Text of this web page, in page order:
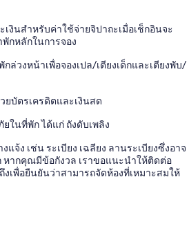
งินสำหรับค่าใช้จ่ายจิปาถะเมื่อเช็กอินจะ
กหลักในการจอง
ล่วงหน้าเพื่อจองเปล/เตียงเด็กและเตียงพับ/
ยบัตรเครดิตและเงินสด
ในที่พัก ได้แก่ ถังดับเพลิง
จ้ง เช่น ระเบียง เฉลียง ลานระเบียงซึ่งอาจ
หากคุณมีข้อกังวล เราขอแนะนำให้ติดต่อ
เพื่อยืนยันว่าสามารถจัดห้องที่เหมาะสมให้